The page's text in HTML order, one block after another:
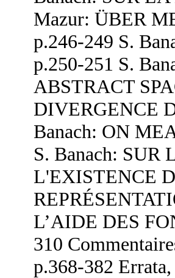
Mazur: ÜBER
p.246-249 S.
p.250-251 S.
ABSTRACT
DIVERGENCE
Banach: ON
S. Banach:
L'EXISTENCE
L’AIDE DES
310
p.368-382